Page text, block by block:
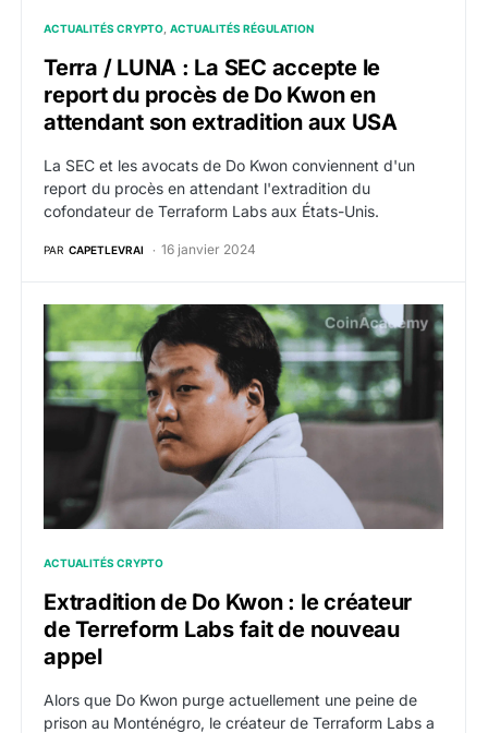
ACTUALITÉS CRYPTO ACTUALITÉS RÉGULATION
Terra / LUNA : La SEC accepte le
report du procès de Do Kwon en
attendant son extradition aux USA
La SEC et les avocats de Do Kwon conviennent d'un
report du procès en attendant l'extradition du
cofondateur de Terraform Labs aux États-Unis.
PAR CAPETLEVRAI 16 janvier 2024
Extradition de Do Kwon : le créateur de Terreform
ACTUALITÉS CRYPTO
Extradition de Do Kwon : le créateur
de Terreform Labs fait de nouveau
appel
Alors que Do Kwon purge actuellement une peine de
prison au Monténégro, le créateur de Terraform Labs a